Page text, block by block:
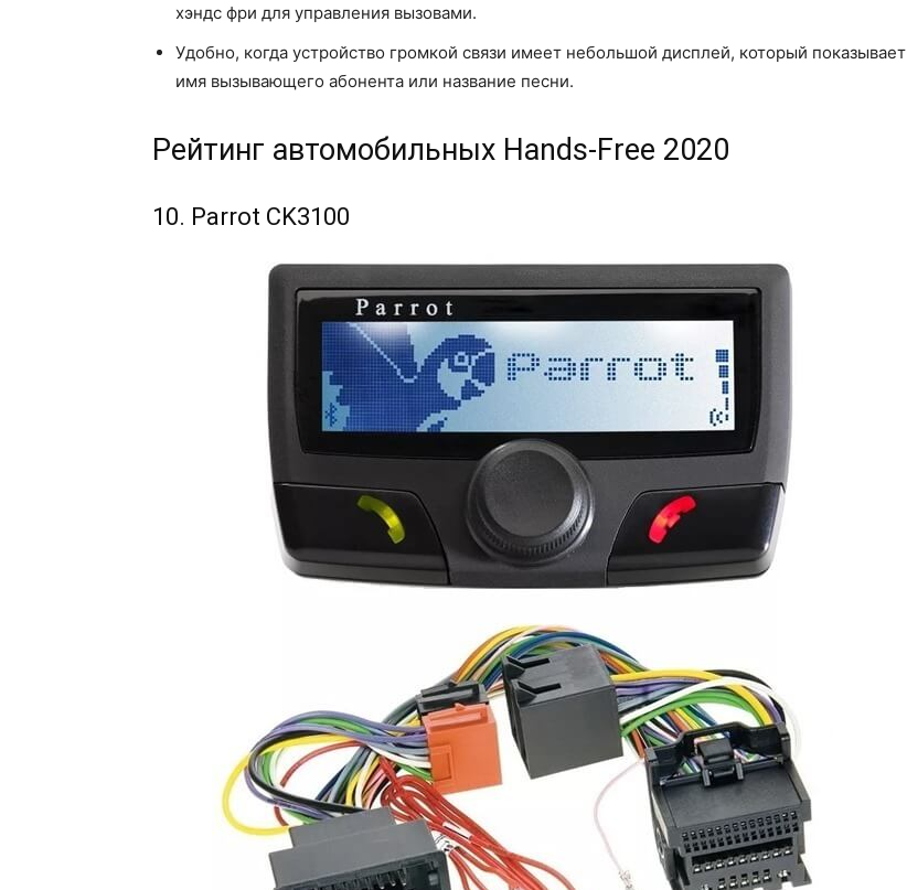
хэндс фри для управления вызовами.
Удобно, когда устройство громкой связи имеет небольшой дисплей, который показывает
имя вызывающего абонента или название песни.
Рейтинг автомобильных Hands-Free 2020
10. Parrot CK3100